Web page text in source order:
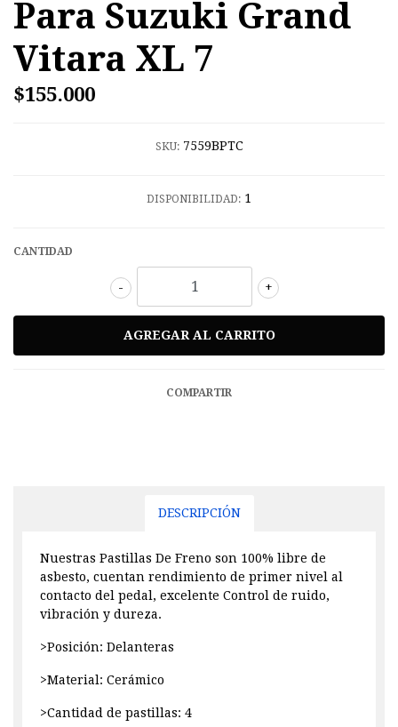
Para Suzuki Grand
Vitara XL 7
$155.000
SKU: 7559BPTC
DISPONIBILIDAD: 1
CANTIDAD
+
-
COMPARTIR
DESCRIPCIÓN
Nuestras Pastillas De Freno son 100% libre de
asbesto, cuentan rendimiento de primer nivel al
contacto del pedal, excelente Control de ruido,
vibración y dureza.
>Posición: Delanteras
>Material: Cerámico
>Cantidad de pastillas: 4